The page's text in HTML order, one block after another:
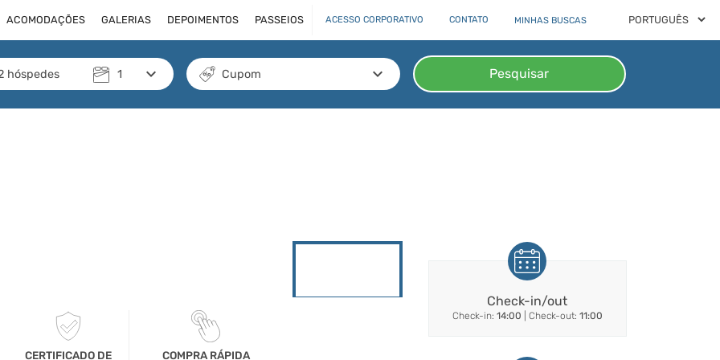
ACOMODAÇÕES GALERIAS DEPOIMENTOS PASSEIOS ACESSO CORPORATIVO CONTATO MINHAS BUSCAS
hóspedes 1 keyboard_arrow_down Cupom keyboard_arrow_down Pesquisar
CERTIFICADO DE
COMPRA RÁPIDA
Check-in/out
Check-in: 14:00 | Check-out: 11:00